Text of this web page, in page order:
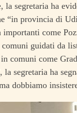
segretaria ha
“in provincia di
importanti come
guidati da
comuni come
segretaria ha
dobbiamo